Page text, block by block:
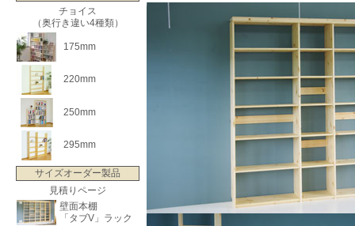
チョイス
（奥行き違い4種類）
175mm
220mm
250mm
295mm
サイズオーダー製品
見積りページ
壁面本棚
「タブV」ラック